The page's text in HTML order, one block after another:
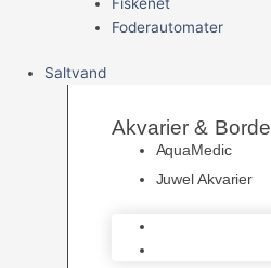
Foderautomater
Saltvand
Akvarier & Borde
AquaMedic
Juwel Akvarier